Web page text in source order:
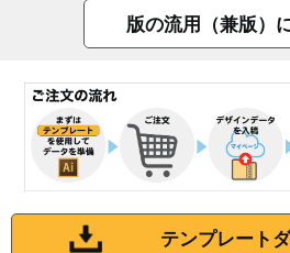
版の流用（兼版）
テンプレート